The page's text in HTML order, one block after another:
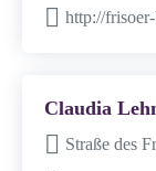
http://
Claudia
Straße des